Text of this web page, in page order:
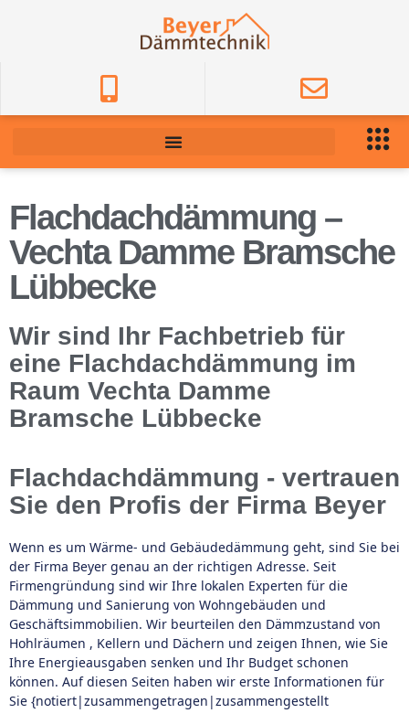
Flachdachdämmung –
Vechta Damme Bramsche
Lübbecke
Wir sind Ihr Fachbetrieb für
eine Flachdachdämmung im
Raum Vechta Damme
Bramsche Lübbecke
Flachdachdämmung - vertrauen
Sie den Profis der Firma Beyer
Wenn es um Wärme- und Gebäudedämmung geht, sind Sie bei
der Firma Beyer genau an der richtigen Adresse. Seit
Firmengründung sind wir Ihre lokalen Experten für die
Dämmung und Sanierung von Wohngebäuden und
Geschäftsimmobilien. Wir beurteilen den Dämmzustand von
Hohlräumen , Kellern und Dächern und zeigen Ihnen, wie Sie
Ihre Energieausgaben senken und Ihr Budget schonen
können. Auf diesen Seiten haben wir erste Informationen für
Sie {notiert|zusammengetragen|zusammengestellt